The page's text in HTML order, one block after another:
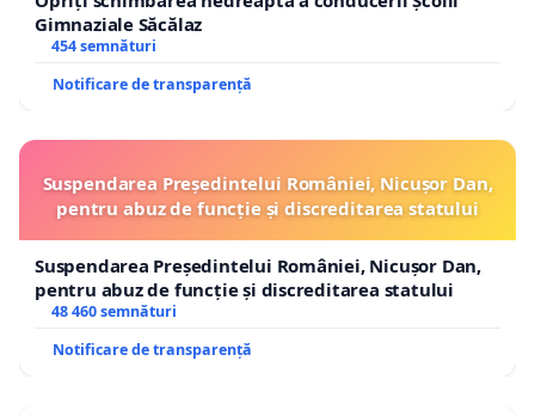
Gimnaziale Săcălaz
454 semnături
Notificare de transparență
Suspendarea Președintelui României, Nicușor Dan,
pentru abuz de funcție și discreditarea statului
Suspendarea Președintelui României, Nicușor Dan,
pentru abuz de funcție și discreditarea statului
48 460 semnături
Notificare de transparență